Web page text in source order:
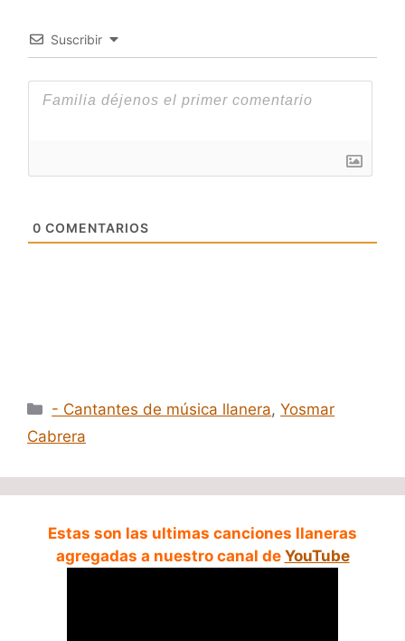
Suscribir
0 COMENTARIOS
Categorías
- Cantantes de música llanera,Yosmar
Cabrera
Estas son las ultimas canciones llaneras
agregadas a nuestro canal de YouTube